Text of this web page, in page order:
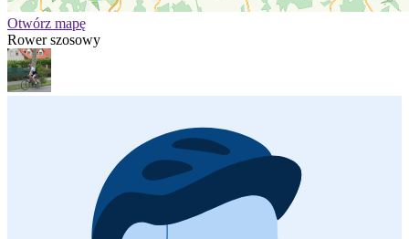
Otwórz mapę
Rower szosowy